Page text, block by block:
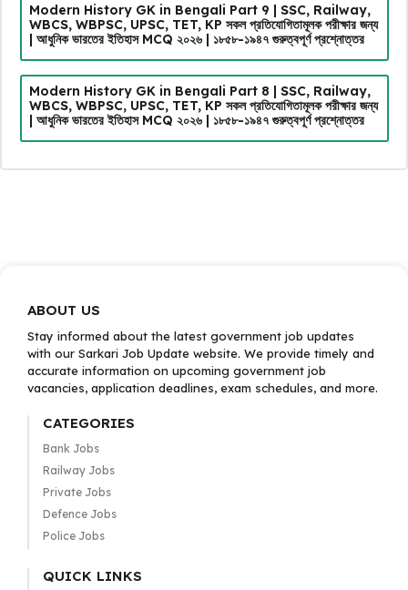
Modern History GK in Bengali Part 9 | SSC, Railway,
WBCS, WBPSC, UPSC, TET, KP সকল প্রতিযোগিতামূলক পরীক্ষার জন্য
| আধুনিক ভারতের ইতিহাস MCQ ২০২৬ | ১৮৫৮-১৯৪৭ গুরুত্বপূর্ণ প্রশ্নোত্তর
Modern History GK in Bengali Part 8 | SSC, Railway,
WBCS, WBPSC, UPSC, TET, KP সকল প্রতিযোগিতামূলক পরীক্ষার জন্য
| আধুনিক ভারতের ইতিহাস MCQ ২০২৬ | ১৮৫৮-১৯৪৭ গুরুত্বপূর্ণ প্রশ্নোত্তর
ABOUT US
Stay informed about the latest government job updates
with our Sarkari Job Update website. We provide timely and
accurate information on upcoming government job
vacancies, application deadlines, exam schedules, and more.
CATEGORIES
Bank Jobs
Railway Jobs
Private Jobs
Defence Jobs
Police Jobs
QUICK LINKS